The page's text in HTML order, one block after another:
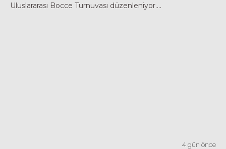
Uluslararası Bocce Turnuvası düzenleniyor....
4 gün önce